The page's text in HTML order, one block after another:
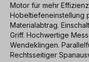
Motor für mehr
Hobeltiefeneinstellung
Materialabtrag.
Griff. Hochwertige
Wendeklingen.
Rechtsseitiger